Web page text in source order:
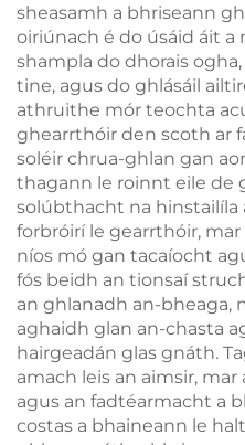
sheasamh a bhriseann
oiriúnach é do úsáid áit a
shampla do dhorais
tine, agus do ghlásáil
athruithe mór teochta
ghearrthóir den scoth ar
soléir chrua-ghlan gan
thagann le roinnt eile de
solúbthacht na hinstailíla
forbróirí le gearrthóir,
níos mó gan tacaíocht
fós beidh an tionsaí
an ghlanadh an-bheaga,
aghaidh glan an-chasta
hairgeadán glas gnáth.
amach leis an aimsir,
agus an fadtéarmacht a
costas a bhaineann le